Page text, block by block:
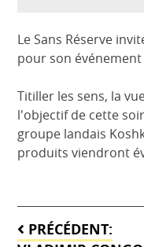
Le Sans Réserve
pour son événement
Titiller les sens, la
l'objectif de cette
groupe landais
produits viendront
Navigation
PRÉCÉDENT: